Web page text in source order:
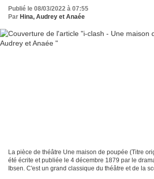
Publié le 08/03/2022 à 07:55
Par Hina, Audrey et Anaée
La pièce de théâtre Une maison de poupée (Titre
été écrite et publiée le 4 décembre 1879 par le
Ibsen. C'est un grand classique du théâtre et de la